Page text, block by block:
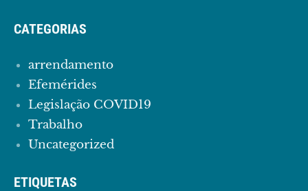
CATEGORIAS
arrendamento
Efemérides
Legislação COVID19
Trabalho
Uncategorized
ETIQUETAS